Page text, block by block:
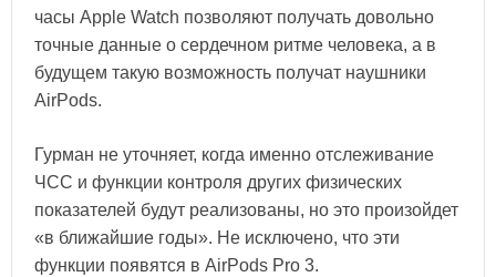
часы Apple Watch позволяют получать довольно
точные данные о сердечном ритме человека, а в
будущем такую возможность получат наушники
AirPods.
Гурман не уточняет, когда именно отслеживание
ЧСС и функции контроля других физических
показателей будут реализованы, но это произойдет
«в ближайшие годы». Не исключено, что эти
функции появятся в AirPods Pro 3.